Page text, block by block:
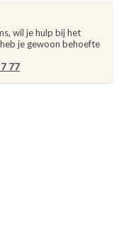
wil je hulp bij het
je gewoon behoefte
77